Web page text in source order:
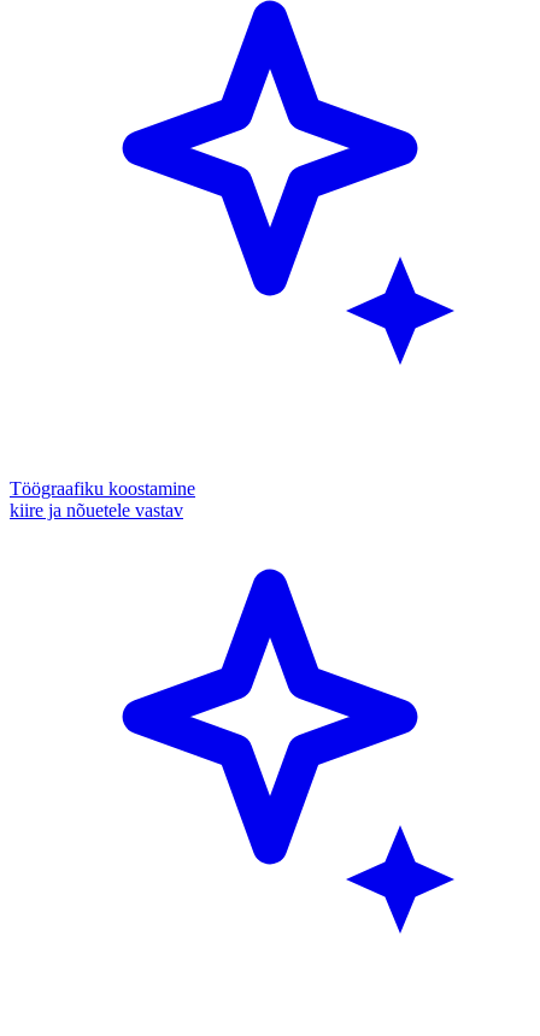
Töögraafiku koostamine
kiire ja nõuetele vastav